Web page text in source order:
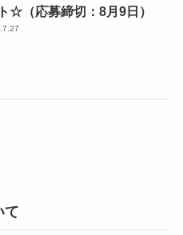
☆（応募締切：8月9日）
て